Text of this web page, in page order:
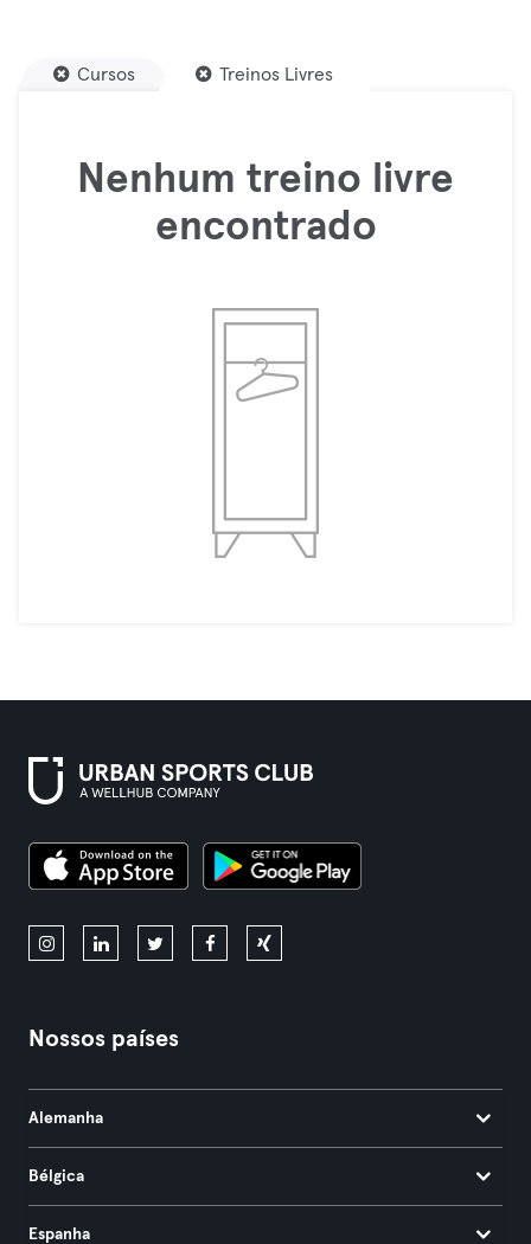
Cursos Treinos Livres
Nenhum treino livre
encontrado
Nossos países
Alemanha
Bélgica
Espanha